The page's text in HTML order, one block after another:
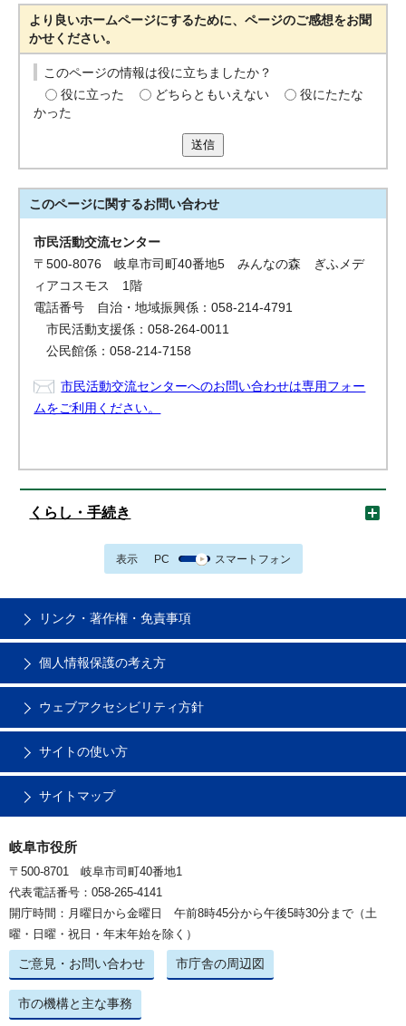
より良いホームページにするために、ページのご感想をお聞
かせください。
このページの情報は役に立ちましたか？
役に立った
どちらともいえない
役にたたな
かった
送信
このページに関するお問い合わせ
市民活動交流センター
〒500-8076 岐阜市司町40番地5 みんなの森 ぎふメデ
ィアコスモス 1階
電話番号 自治・地域振興係：058-214-4791
市民活動支援係：058-264-0011
公民館係：058-214-7158
市民活動交流センターへのお問い合わせは専用フォー
ムをご利用ください。
くらし・手続き
表示 PC スマートフォン
リンク・著作権・免責事項
個人情報保護の考え方
ウェブアクセシビリティ方針
サイトの使い方
サイトマップ
岐阜市役所
〒500-8701 岐阜市司町40番地1
代表電話番号：058-265-4141
開庁時間：月曜日から金曜日 午前8時45分から午後5時30分まで（土
曜・日曜・祝日・年末年始を除く）
ご意見・お問い合わせ 市庁舎の周辺図
市の機構と主な事務